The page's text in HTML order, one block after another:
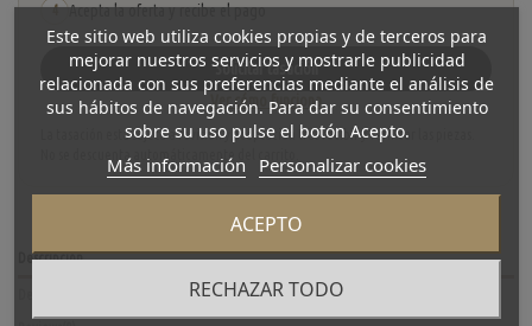
4 Acepta la oferta y recibe el pago
Solicitar tasación
Ver cómo funciona
La tasación está sujeta a revisión y aceptación tras recibir y verificar las piezas.
No se descuenta automáticamente del carrito.
Descripción
Este sitio web utiliza cookies propias y de terceros para
mejorar nuestros servicios y mostrarle publicidad
relacionada con sus preferencias mediante el análisis de
sus hábitos de navegación. Para dar su consentimiento
sobre su uso pulse el botón Acepto.
Más información Personalizar cookies
RECHAZAR TODO
ACEPTO